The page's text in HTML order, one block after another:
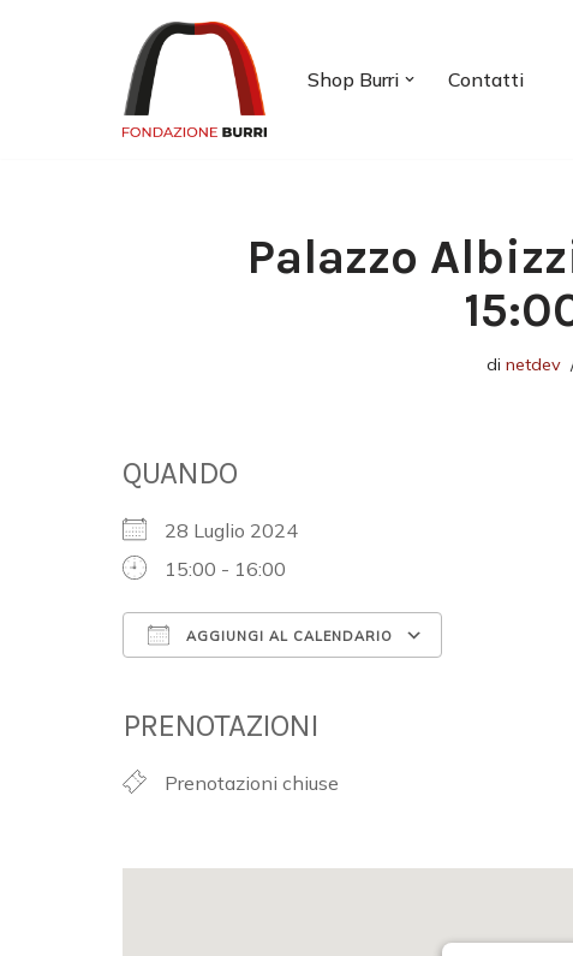
Shop Burri Contatti
Palazzo
di netdev
QUANDO
28 Luglio 2024
15:00 - 16:00
AGGIUNGI AL CALENDARIO
PRENOTAZIONI
Prenotazioni chiuse